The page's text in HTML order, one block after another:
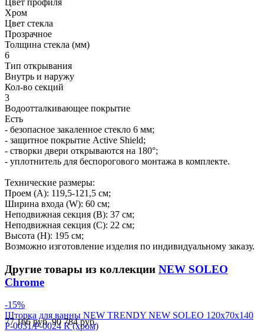
Хром
Цвет стекла
Прозрачное
Толщина стекла (мм)
6
Тип открывания
Внутрь и наружу
Кол-во секций
3
Водоотталкивающее покрытие
Есть
- безопасное закаленное стекло 6 мм;
- защитное покрытие Active Shield;
- створки двери открываются на 180°;
- уплотнитель для беспорогового монтажа в комплекте.
Технические размеры:
Проем (A): 119,5-121,5 см;
Ширина входа (W): 60 см;
Неподвижная секция (B): 37 см;
Неподвижная секция (C): 22 см;
Высота (H): 195 см;
Возможно изготовление изделия по индивидуальному заказу.
Другие товары из коллекции NEW SOLEO
Chrome
-15%
Шторка для ванны NEW TRENDY NEW SOLEO 120x70x140
P-0031/P-0024 R (хром)
77 166 руб.90 784 руб.